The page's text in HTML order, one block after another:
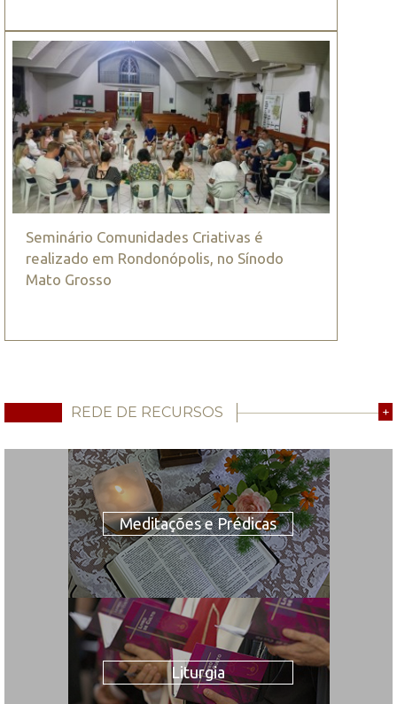
Seminário Comunidades Criativas é
realizado em Rondonópolis, no Sínodo
Mato Grosso
REDE DE RECURSOS +
Meditações e Prédicas
Liturgia